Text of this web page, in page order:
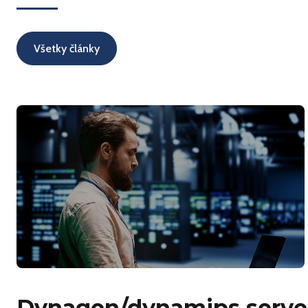
Všetky články